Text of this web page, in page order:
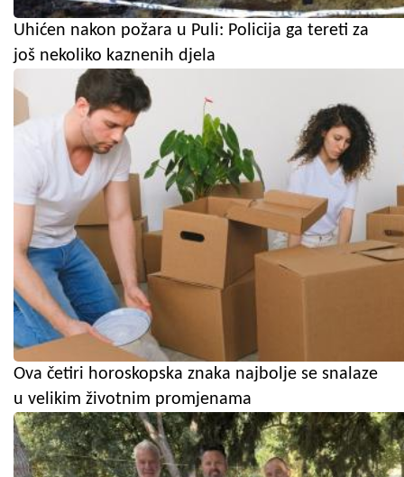
Uhićen nakon požara u Puli: Policija ga tereti za
još nekoliko kaznenih djela
Ova četiri horoskopska znaka najbolje se snalaze
u velikim životnim promjenama